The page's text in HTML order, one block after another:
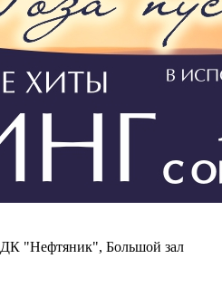
ДК "Нефтяник", Большой зал